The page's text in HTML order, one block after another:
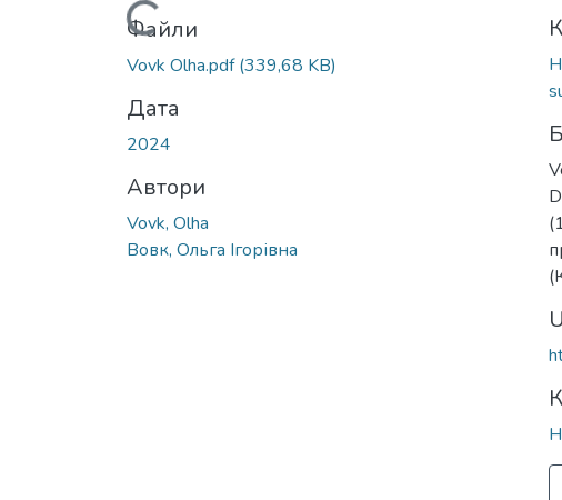
Вантажиться...
Файли
Vovk Olha.pdf(339,68 KB)
Дата
2024
Автори
Vovk, Olha
Вовк, Ольга Ігорівна